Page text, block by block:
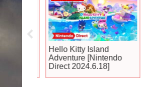
Hello Kitty Island
Adventure [Nintendo
Direct 2024.6.18]